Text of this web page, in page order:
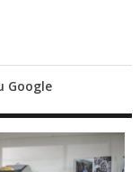
Google